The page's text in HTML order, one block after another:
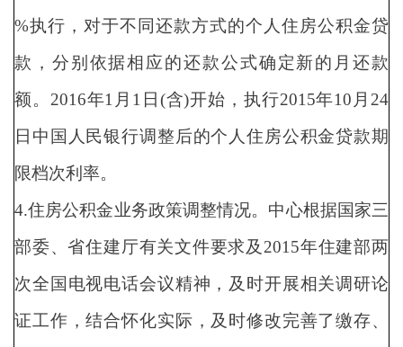
%执行，对于不同还款方式的个人住房公积金贷
款，分别依据相应的还款公式确定新的月还款
额。2016年1月1日(含)开始，执行2015年10月24
日中国人民银行调整后的个人住房公积金贷款期
限档次利率。
4.住房公积金业务政策调整情况。中心根据国家三
部委、省住建厅有关文件要求及2015年住建部两
次全国电视电话会议精神，及时开展相关调研论
证工作，结合怀化实际，及时修改完善了缴存、